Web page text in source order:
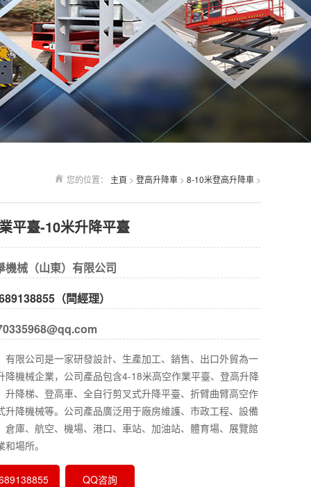
您的位置： 主頁 > 登高升降車 > 8-10米登高升降車 >
平臺-10米升降平臺
機械（山東）有限公司
（閆經理）
有限公司是一家研發設計、生產加工、銷售、出口外貿為一
降機械企業，公司產品包含4-18米高空作業平臺、登高升降
升降梯、登高車、全自行剪叉式升降平臺、折臂曲臂高空作
升降機械等。公司產品廣泛用于廠房維護、市政工程、設備
倉庫、航空、機場、港口、車站、加油站、體育場、展覽館
場所。
QQ咨詢